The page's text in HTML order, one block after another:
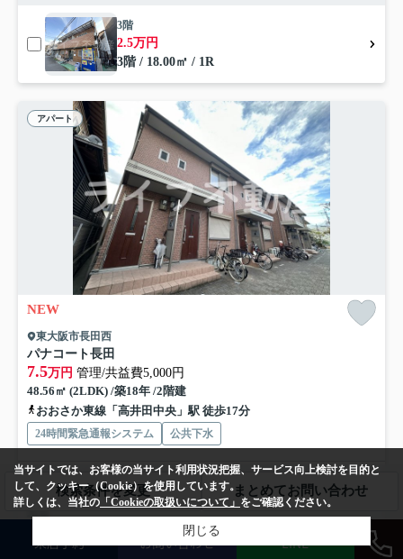
3階
2.5万円
3階 / 18.00㎡ / 1R
アパート
NEW
東大阪市長田西
パナコート長田
7.5万円 管理/共益費5,000円
48.56㎡ (2LDK) /築18年 /2階建
おおさか東線「高井田中央」駅 徒歩17分
24時間緊急通報システム 公共下水
パナコート長田：地下鉄中央線長田にも近くて便利。化粧品や洗面道具
といった小物をまとめて収納できる独立洗面台が付いておりま...もっと
見る
検索条件を変更 まとめてお問い合わせ
来店予約 お問い合わせ LINE
当サイトでは、お客様の当サイト利用状況把握、サービス向上検討を目的と
して、クッキー（Cookie）を使用しています。
詳しくは、当社の 「Cookieの取扱いについて」 をご確認ください。
閉じる